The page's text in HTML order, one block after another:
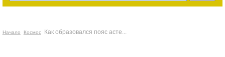
Начало Космос Как образовался пояс асте...